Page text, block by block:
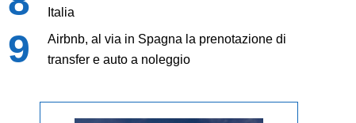
Italia
Airbnb, al via in Spagna la prenotazione di
transfer e auto a noleggio